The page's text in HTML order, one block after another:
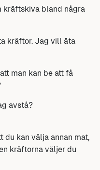
kräftskiva bland några
kräftor. Jag vill äta
man kan be att få
avstå?
du kan välja annan mat,
kräftorna väljer du